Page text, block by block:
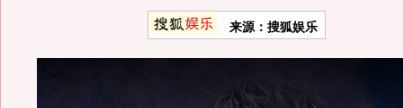
来源：搜狐娱乐